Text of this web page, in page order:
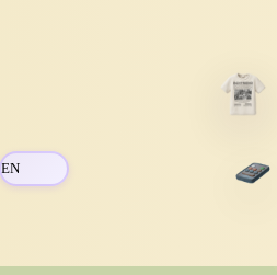
EN